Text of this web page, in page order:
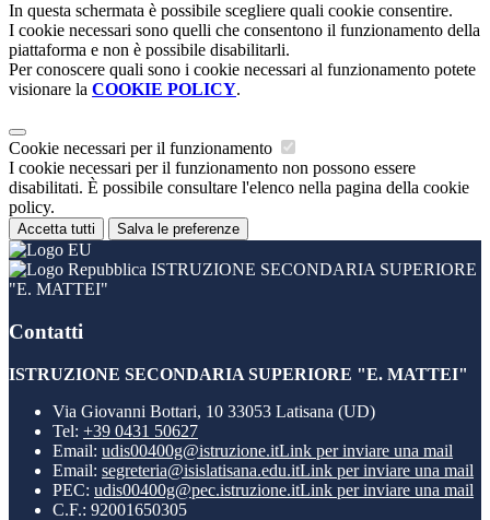
In questa schermata è possibile scegliere quali cookie consentire.
I cookie necessari sono quelli che consentono il funzionamento della
piattaforma e non è possibile disabilitarli.
Per conoscere quali sono i cookie necessari al funzionamento potete
visionare la COOKIE POLICY.
Cookie necessari per il funzionamento
I cookie necessari per il funzionamento non possono essere
disabilitati. È possibile consultare l'elenco nella pagina della cookie
policy.
Accetta tutti Salva le preferenze
ISTRUZIONE SECONDARIA SUPERIORE
"E. MATTEI"
Contatti
ISTRUZIONE SECONDARIA SUPERIORE "E. MATTEI"
Via Giovanni Bottari, 10 33053 Latisana (UD)
Tel: +39 0431 50627
Email: udis00400g@istruzione.itLink per inviare una mail
Email: segreteria@isislatisana.edu.itLink per inviare una mail
PEC: udis00400g@pec.istruzione.itLink per inviare una mail
C.F.: 92001650305